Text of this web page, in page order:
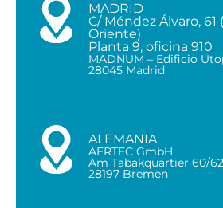
MADRID
C/ Méndez Álvaro, 61
Oriente)
Planta 9, oficina 910
MADNUM – Edificio
28045 Madrid
ALEMANIA
AERTEC GmbH
Am Tabakquartier 60/62
28197 Bremen